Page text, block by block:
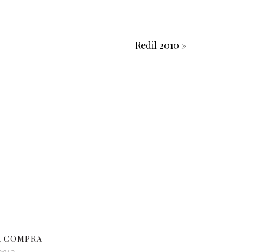
Redil 2010 »